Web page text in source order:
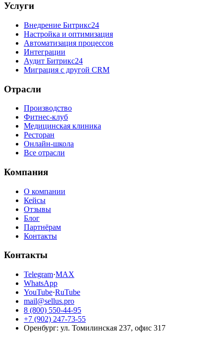
Услуги
Внедрение Битрикс24
Настройка и оптимизация
Автоматизация процессов
Интеграции
Аудит Битрикс24
Миграция с другой CRM
Отрасли
Производство
Фитнес-клуб
Медицинская клиника
Ресторан
Онлайн-школа
Все отрасли
Компания
О компании
Кейсы
Отзывы
Блог
Партнёрам
Контакты
Контакты
Telegram·MAX
WhatsApp
YouTube·RuTube
mail@sellus.pro
8 (800) 550-44-95
+7 (902) 247-73-55
Оренбург: ул. Томилинская 237, офис 317